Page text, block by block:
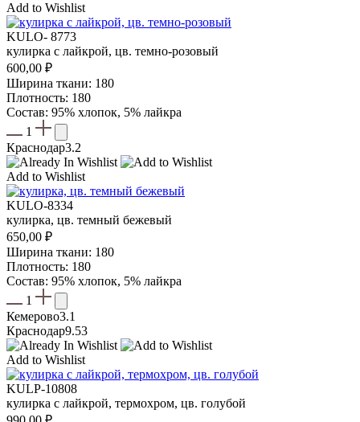
Add to Wishlist
KULO- 8773
кулирка с лайкрой, цв. темно-розовый
600,00 ₽
Ширина ткани: 180
Плотность: 180
Состав: 95% хлопок, 5% лайкра
1
Краснодар3.2
Add to Wishlist
KULO-8334
кулирка, цв. темный бежевый
650,00 ₽
Ширина ткани: 180
Плотность: 180
Состав: 95% хлопок, 5% лайкра
1
Кемерово3.1
Краснодар9.53
Add to Wishlist
KULP-10808
кулирка с лайкрой, термохром, цв. голубой